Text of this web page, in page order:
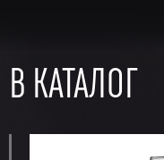
В КАТАЛОГ